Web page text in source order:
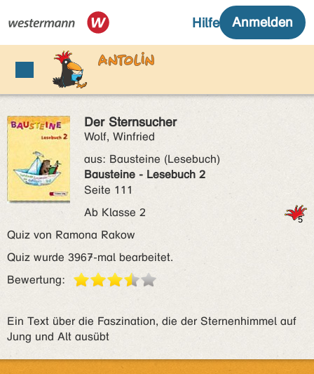
Der Sternsucher
Wolf, Winfried
aus: Bausteine (Lesebuch)
Bausteine - Lesebuch 2
Seite 111
Ab Klasse 2
Quiz von Ramona Rakow
Quiz wurde 3967-mal bearbeitet.
Bewertung:
Ein Text über die Faszination, die der Sternenhimmel auf
Jung und Alt ausübt